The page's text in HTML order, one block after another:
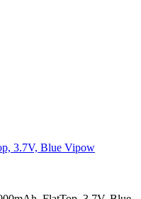
3.7V, Blue Vipow